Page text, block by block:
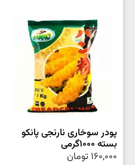
پودر سوخاری نارنجی پانکو
بسته 1000گرمی
160,000 تومان